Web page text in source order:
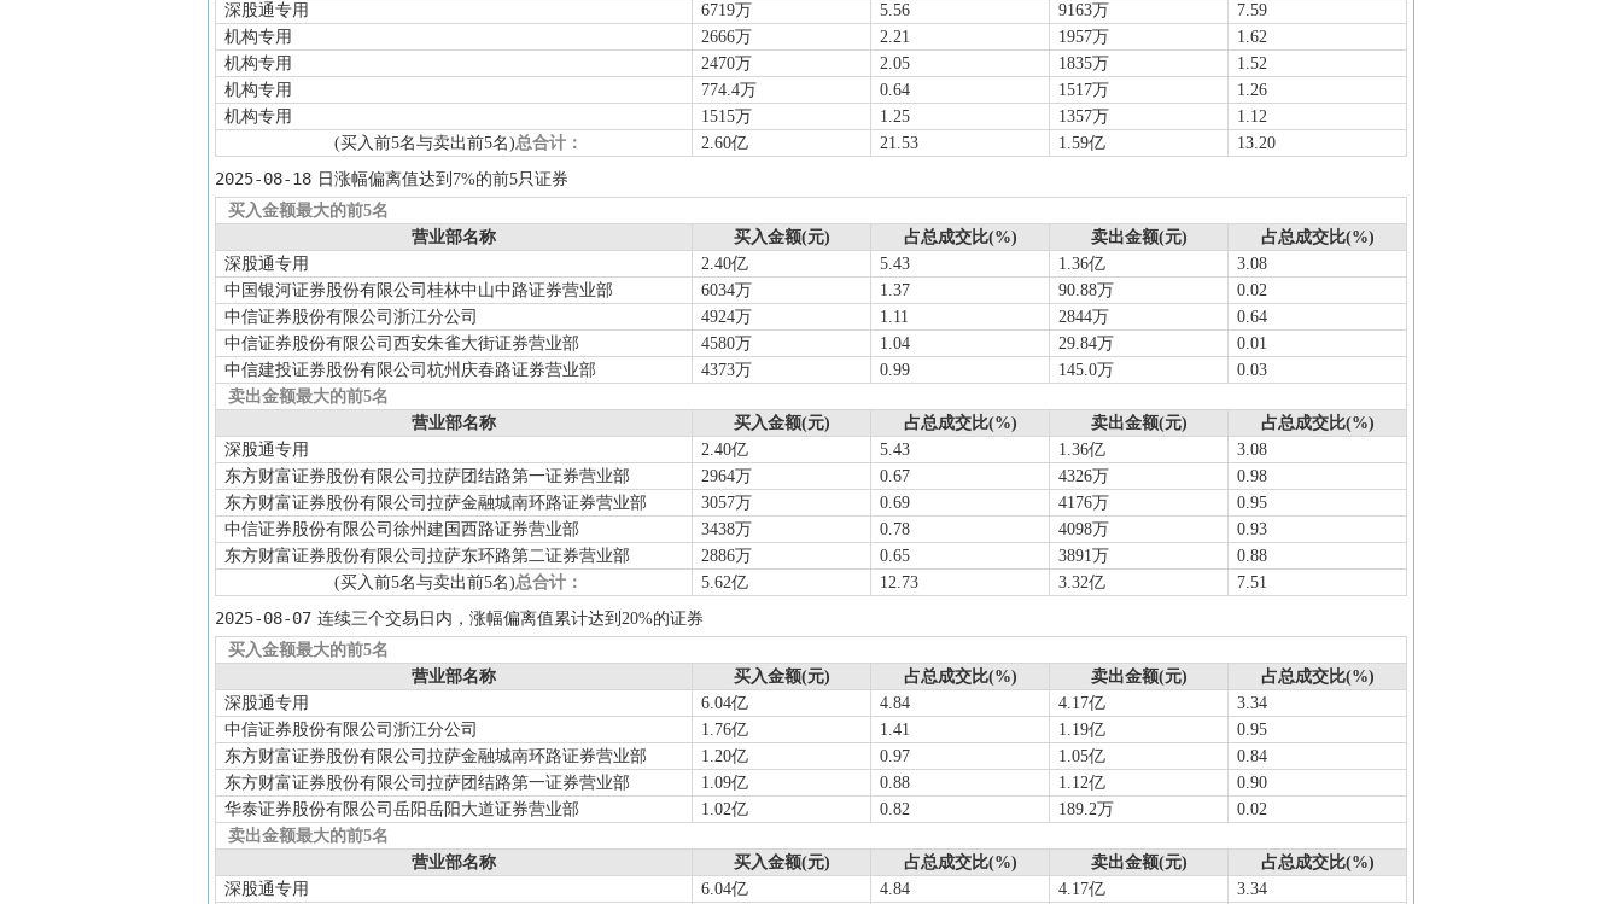
深股通专用
6719万 5.56 9163万
7.59
机构专用
2666万 2.21 1957万
1.62
机构专用
2470万 2.05 1835万
1.52
机构专用
774.4万 0.64 1517万
1.26
机构专用
1515万 1.25 1357万
1.12
(买入前5名与卖出前5名)总合计： 2.60亿 21.53 1.59亿 13.20
2025-08-18 日涨幅偏离值达到7%的前5只证券
买入金额最大的前5名
营业部名称
买入金额(元) 占总成交比(%) 卖出金额(元)
占总成交比(%)
深股通专用
2.40亿 5.43 1.36亿
3.08
中国银河证券股份有限公司桂林中山中路证券营业部
6034万 1.37 90.88万
0.02
中信证券股份有限公司浙江分公司
4924万 1.11 2844万
0.64
中信证券股份有限公司西安朱雀大街证券营业部
4580万 1.04 29.84万
0.01
中信建投证券股份有限公司杭州庆春路证券营业部
4373万 0.99 145.0万
0.03
卖出金额最大的前5名
营业部名称
买入金额(元) 占总成交比(%) 卖出金额(元)
占总成交比(%)
深股通专用
2.40亿 5.43 1.36亿
3.08
东方财富证券股份有限公司拉萨团结路第一证券营业部
2964万 0.67 4326万
0.98
东方财富证券股份有限公司拉萨金融城南环路证券营业部
3057万 0.69 4176万
0.95
中信证券股份有限公司徐州建国西路证券营业部
3438万 0.78 4098万
0.93
东方财富证券股份有限公司拉萨东环路第二证券营业部
2886万 0.65 3891万
0.88
(买入前5名与卖出前5名)总合计： 5.62亿 12.73 3.32亿 7.51
2025-08-07 连续三个交易日内，涨幅偏离值累计达到20%的证券
买入金额最大的前5名
营业部名称
买入金额(元) 占总成交比(%) 卖出金额(元)
占总成交比(%)
深股通专用
6.04亿 4.84 4.17亿
3.34
中信证券股份有限公司浙江分公司
1.76亿 1.41 1.19亿
0.95
东方财富证券股份有限公司拉萨金融城南环路证券营业部
1.20亿 0.97 1.05亿
0.84
东方财富证券股份有限公司拉萨团结路第一证券营业部
1.09亿 0.88 1.12亿
0.90
华泰证券股份有限公司岳阳岳阳大道证券营业部
1.02亿 0.82 189.2万
0.02
卖出金额最大的前5名
营业部名称
买入金额(元) 占总成交比(%) 卖出金额(元)
占总成交比(%)
深股通专用
6.04亿 4.84 4.17亿 3.34